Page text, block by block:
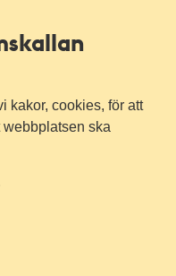
kakor, cookies, för att
ska